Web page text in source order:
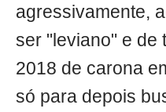
agressivamente,
ser "leviano" e de
2018 de carona
só para depois